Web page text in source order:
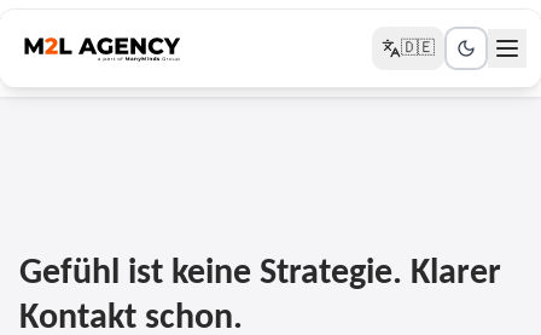
🇩🇪
Gefühl ist keine Strategie. Klarer
Kontakt schon.